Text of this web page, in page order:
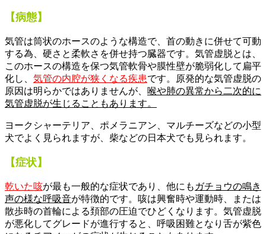
【病態】
気管は筒状のホースのような構造で、首の動きに併せて可動
する為、硬さと柔軟さを併せ持つ臓器です。気管虚脱とは、
このホースの構造を保つ気管軟骨や膜性壁が脆弱化して扁平
化し、 気管の内腔が狭くなる疾患です。原発的な気管虚脱の
原因は明らかではありませんが、 喉や肺の異常から二次的に
気管虚脱が生じることもあります。
ヨークシャーテリア、ポメラニアン、マルチーズなどの小型
犬でよく見られますが、柴などの日本犬でも見られます。
【症状】
乾いた咳が最も一般的な症状であり、他にも ガチョウの鳴き
声の様な呼吸音が特徴的です。咳は興奮時や運動時、または
散歩時の首輪による頚部の圧迫でひどくなります。気管虚脱
が悪化してグレードが進行すると、呼吸困難となり舌が紫色